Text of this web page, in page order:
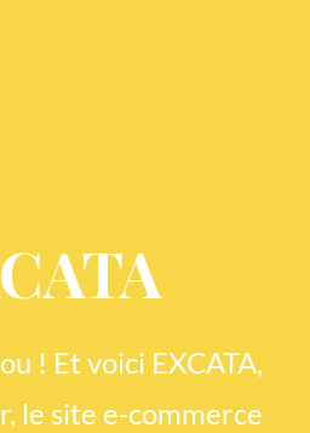
! Et voici EXCATA,
le site e-commerce